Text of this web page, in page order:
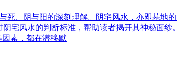
、阴与阳的深刻理解。阴宅风水，亦即墓地
宅风水的判断标准，帮助读者揭开其神秘面纱
素，都在潜移默